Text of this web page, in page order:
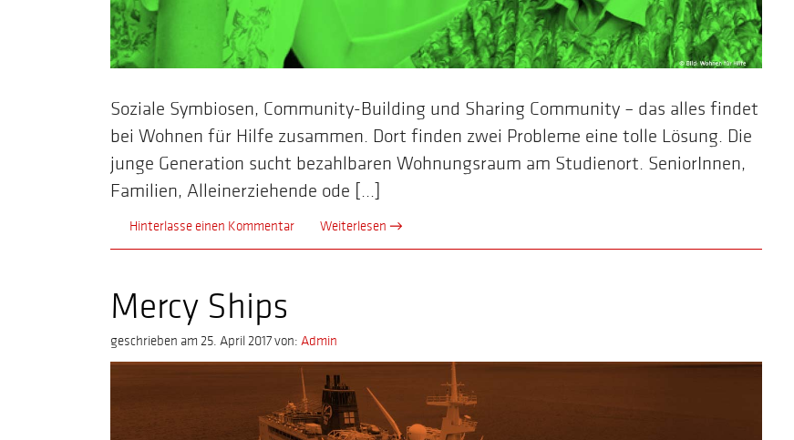
Soziale Symbiosen, Community-Building und Sharing Community – das alles findet
bei Wohnen für Hilfe zusammen. Dort finden zwei Probleme eine tolle Lösung. Die
junge Generation sucht bezahlbaren Wohnungsraum am Studienort. SeniorInnen,
Familien, Alleinerziehende ode [...]
Hinterlasse einen Kommentar Weiterlesen →
Mercy Ships
geschrieben am 25. April 2017 von: Admin